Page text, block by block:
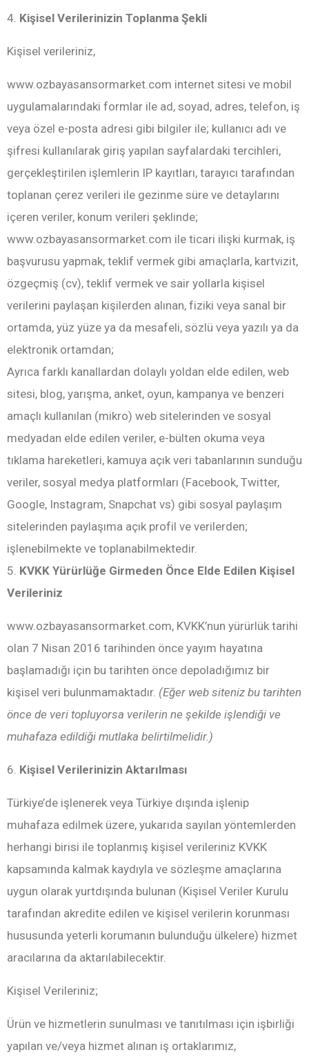
4. Kişisel Verilerinizin Toplanma Şekli
Kişisel verileriniz,
www.ozbayasansormarket.com internet sitesi ve mobil
uygulamalarındaki formlar ile ad, soyad, adres, telefon, iş
veya özel e-posta adresi gibi bilgiler ile; kullanıcı adı ve
şifresi kullanılarak giriş yapılan sayfalardaki tercihleri,
gerçekleştirilen işlemlerin IP kayıtları, tarayıcı tarafından
toplanan çerez verileri ile gezinme süre ve detaylarını
içeren veriler, konum verileri şeklinde;
www.ozbayasansormarket.com ile ticari ilişki kurmak, iş
başvurusu yapmak, teklif vermek gibi amaçlarla, kartvizit,
özgeçmiş (cv), teklif vermek ve sair yollarla kişisel
verilerini paylaşan kişilerden alınan, fiziki veya sanal bir
ortamda, yüz yüze ya da mesafeli, sözlü veya yazılı ya da
elektronik ortamdan;
Ayrıca farklı kanallardan dolaylı yoldan elde edilen, web
sitesi, blog, yarışma, anket, oyun, kampanya ve benzeri
amaçlı kullanılan (mikro) web sitelerinden ve sosyal
medyadan elde edilen veriler, e-bülten okuma veya
tıklama hareketleri, kamuya açık veri tabanlarının sunduğu
veriler, sosyal medya platformları (Facebook, Twitter,
Google, Instagram, Snapchat vs) gibi sosyal paylaşım
sitelerinden paylaşıma açık profil ve verilerden;
işlenebilmekte ve toplanabilmektedir.
5. KVKK Yürürlüğe Girmeden Önce Elde Edilen Kişisel
Verileriniz
www.ozbayasansormarket.com, KVKK’nun yürürlük tarihi
olan 7 Nisan 2016 tarihinden önce yayım hayatına
başlamadığı için bu tarihten önce depoladığımız bir
kişisel veri bulunmamaktadır. (Eğer web siteniz bu tarihten
önce de veri topluyorsa verilerin ne şekilde işlendiği ve
muhafaza edildiği mutlaka belirtilmelidir.)
6. Kişisel Verilerinizin Aktarılması
Türkiye’de işlenerek veya Türkiye dışında işlenip
muhafaza edilmek üzere, yukarıda sayılan yöntemlerden
herhangi birisi ile toplanmış kişisel verileriniz KVKK
kapsamında kalmak kaydıyla ve sözleşme amaçlarına
uygun olarak yurtdışında bulunan (Kişisel Veriler Kurulu
tarafından akredite edilen ve kişisel verilerin korunması
hususunda yeterli korumanın bulunduğu ülkelere) hizmet
aracılarına da aktarılabilecektir.
Kişisel Verileriniz;
Ürün ve hizmetlerin sunulması ve tanıtılması için işbirliği
yapılan ve/veya hizmet alınan iş ortaklarımız,